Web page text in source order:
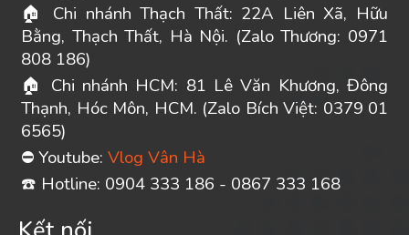
🏠 Chi nhánh Thạch Thất: 22A Liên Xã, Hữu
Bằng, Thạch Thất, Hà Nội. (Zalo Thương: 0971
808 186)
🏠
Chi nhánh HCM: 81 Lê Văn Khương, Đông
Thạnh, Hóc Môn, HCM. (Zalo Bích Việt: 0379 01
6565)
⛔ Youtube: Vlog Vân Hà
☎ ️ Hotline: 0904 333 186 - 0867 333 168